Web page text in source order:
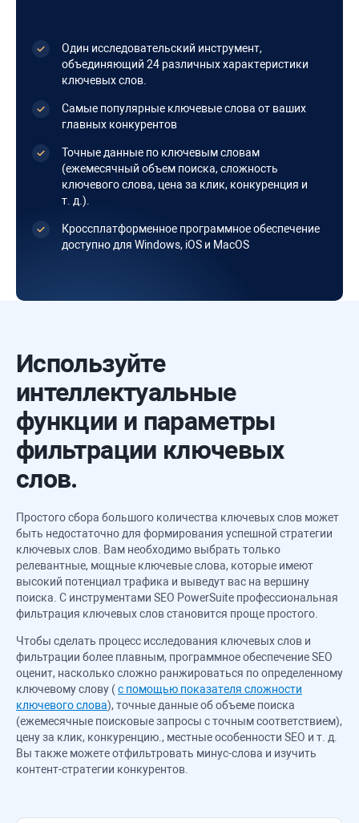
Один исследовательский инструмент,
объединяющий 24 различных характеристики
ключевых слов.
Самые популярные ключевые слова от ваших
главных конкурентов
Точные данные по ключевым словам
(ежемесячный объем поиска, сложность
ключевого слова, цена за клик, конкуренция и
т. д.).
Кроссплатформенное программное обеспечение
доступно для Windows, iOS и MacOS
Используйте
интеллектуальные
функции и параметры
фильтрации ключевых
слов.
Простого сбора большого количества ключевых слов может
быть недостаточно для формирования успешной стратегии
ключевых слов. Вам необходимо выбрать только
релевантные, мощные ключевые слова, которые имеют
высокий потенциал трафика и выведут вас на вершину
поиска. С инструментами SEO PowerSuite профессиональная
фильтрация ключевых слов становится проще простого.
Чтобы сделать процесс исследования ключевых слов и
фильтрации более плавным, программное обеспечение SEO
оценит, насколько сложно ранжироваться по определенному
ключевому слову (с помощью показателя сложности
ключевого слова), точные данные об объеме поиска
(ежемесячные поисковые запросы с точным соответствием),
цену за клик, конкуренцию., местные особенности SEO и т. д.
Вы также можете отфильтровать минус-слова и изучить
контент-стратегии конкурентов.